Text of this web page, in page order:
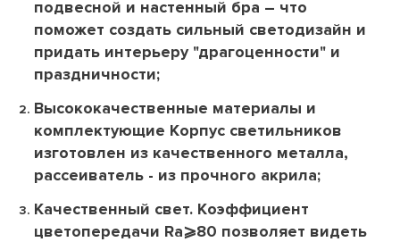
подвесной и настенный бра – что
поможет создать сильный светодизайн и
придать интерьеру "драгоценности" и
праздничности;
Высококачественные материалы и
комплектующие Корпус светильников
изготовлен из качественного металла,
рассеиватель - из прочного акрила;
Качественный свет. Коэффициент
цветопередачи Ra⩾80 позволяет видеть